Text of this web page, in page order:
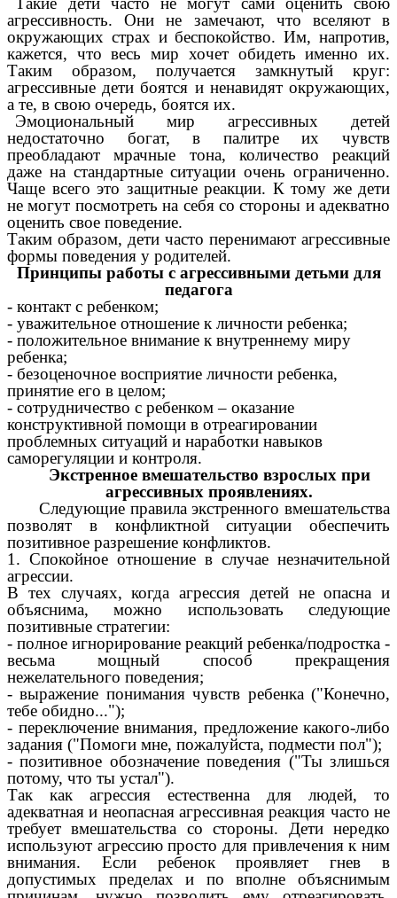
агрессивность. Они не замечают, что вселяют в
окружающих страх и беспокойство. Им, напротив,
кажется, что весь мир хочет обидеть именно их.
Таким образом, получается замкнутый круг:
агрессивные дети боятся и ненавидят окружающих,
а те, в свою очередь, боятся их.
Эмоциональный мир агрессивных детей
недостаточно богат, в палитре их чувств
преобладают мрачные тона, количество реакций
даже на стандартные ситуации очень ограниченно.
Чаще всего это защитные реакции. К тому же дети
не могут посмотреть на себя со стороны и адекватно
оценить свое поведение.
Таким образом, дети часто перенимают агрессивные
формы поведения у родителей.
Принципы работы с агрессивными детьми для
педагога
- контакт с ребенком;
- уважительное отношение к личности ребенка;
- положительное внимание к внутреннему миру
ребенка;
- безоценочное восприятие личности ребенка,
принятие его в целом;
- сотрудничество с ребенком – оказание
конструктивной помощи в отреагировании
проблемных ситуаций и наработки навыков
саморегуляции и контроля.
Экстренное вмешательство взрослых при
агрессивных проявлениях.
Следующие правила экстренного вмешательства
позволят в конфликтной ситуации обеспечить
позитивное разрешение конфликтов.
1. Спокойное отношение в случае незначительной
агрессии.
В тех случаях, когда агрессия детей не опасна и
объяснима, можно использовать следующие
позитивные стратегии:
- полное игнорирование реакций ребенка/подростка -
весьма мощный способ прекращения
нежелательного поведения;
- выражение понимания чувств ребенка ("Конечно,
тебе обидно...");
- переключение внимания, предложение какого-либо
задания ("Помоги мне, пожалуйста, подмести пол");
- позитивное обозначение поведения ("Ты злишься
потому, что ты устал").
Так как агрессия естественна для людей, то
адекватная и неопасная агрессивная реакция часто не
требует вмешательства со стороны. Дети нередко
используют агрессию просто для привлечения к ним
внимания. Если ребенок проявляет гнев в
допустимых пределах и по вполне объяснимым